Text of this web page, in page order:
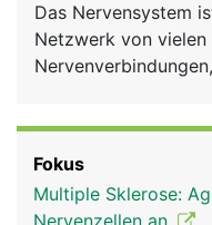
News
Rubriken
Das Nervensystem
Netzwerk von
und unbewussten
aufeinander
Fokus
Multiple Sklerose:
Nervenzellen an